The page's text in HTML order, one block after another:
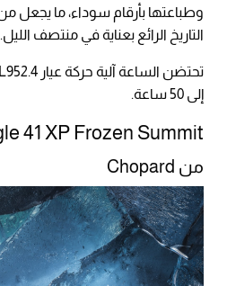
وطباعتها بأرقام سوداء، ما يجعل
التاريخ الرائع بعناية في منتصف الليل.
إلى 50 ساعة.
41 XP Frozen Summit
من Chopard